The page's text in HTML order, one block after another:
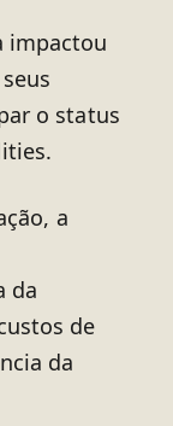
impactou
o status
a
da
de
da